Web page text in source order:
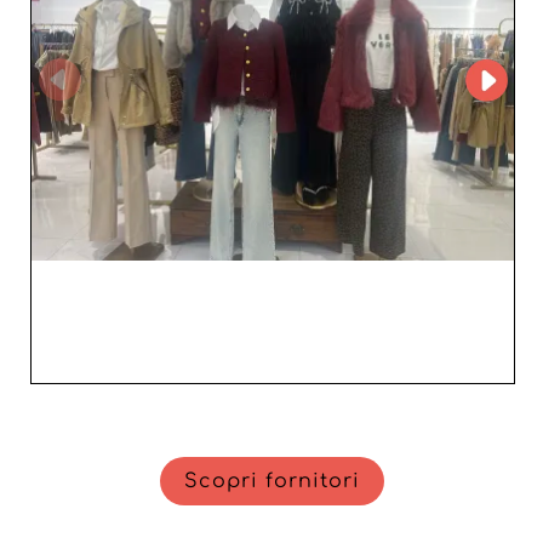
prodotti di qualità superiore, ma anche usufruire di un
servizio clienti impeccabile. Questo supporto si traduce
in maggiore fidelizzazione, margini ottimizzati e
soddisfazione costante dei consumatori. Scegliendo
LOUIS TESTILES SL, i professionisti si assicurano di
lavorare con un partner affidabile, capace di offrire
servizi e prodotti all’altezza delle aspettative più elevate.
Scopri fornitori